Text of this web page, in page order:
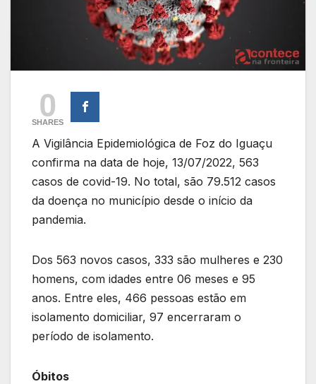
0
SHARES
A Vigilância Epidemiológica de Foz do Iguaçu
confirma na data de hoje, 13/07/2022, 563
casos de covid-19. No total, são 79.512 casos
da doença no município desde o início da
pandemia.
Dos 563 novos casos, 333 são mulheres e 230
homens, com idades entre 06 meses e 95
anos. Entre eles, 466 pessoas estão em
isolamento domiciliar, 97 encerraram o
período de isolamento.
Óbitos